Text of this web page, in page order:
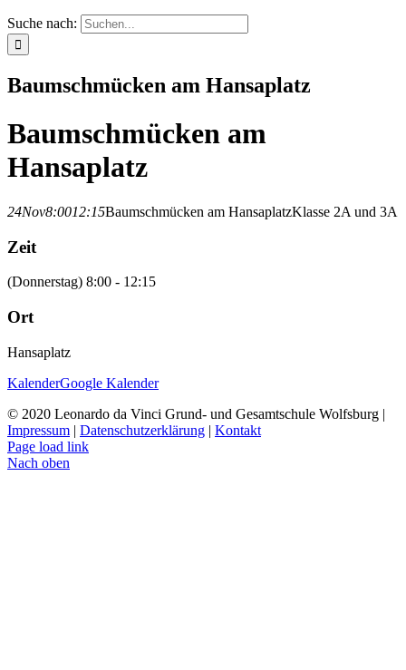
Suche nach:
Baumschmücken am Hansaplatz
Baumschmücken am
Hansaplatz
24Nov8:0012:15Baumschmücken am HansaplatzKlasse 2A und 3A
Zeit
(Donnerstag) 8:00 - 12:15
Ort
Hansaplatz
KalenderGoogle Kalender
© 2020 Leonardo da Vinci Grund- und Gesamtschule Wolfsburg |
Impressum | Datenschutzerklärung | Kontakt
Page load link
Nach oben